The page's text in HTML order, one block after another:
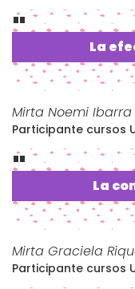
La
Mirta Noemi Ibarra
Participante cursos
La
Mirta Graciela
Participante cursos